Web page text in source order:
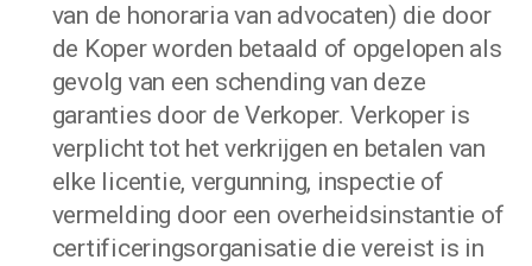
van de honoraria van advocaten) die door
de Koper worden betaald of opgelopen als
gevolg van een schending van deze
garanties door de Verkoper. Verkoper is
verplicht tot het verkrijgen en betalen van
elke licentie, vergunning, inspectie of
vermelding door een overheidsinstantie of
certificeringsorganisatie die vereist is in